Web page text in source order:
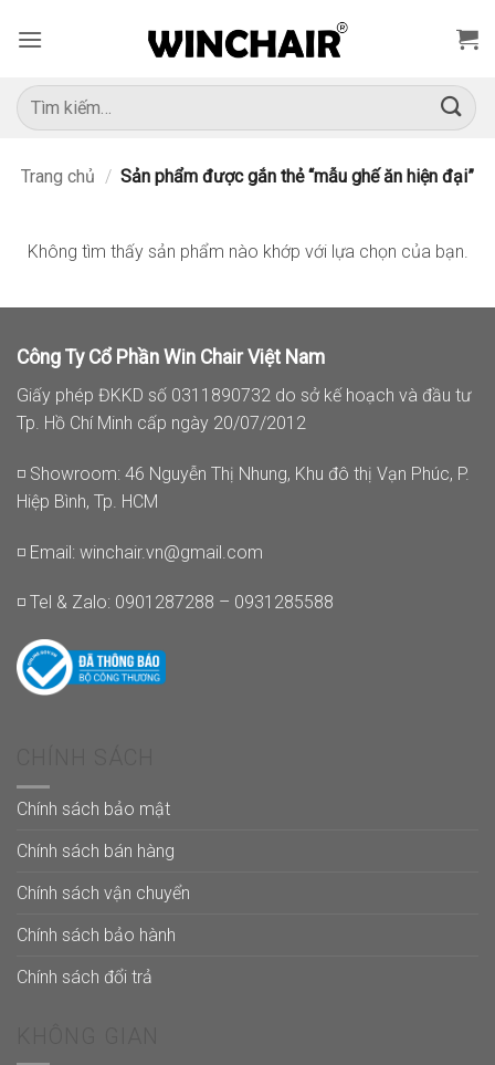
qua
dung
Tìm
kiếm:
Trang chủ / Sản phẩm được gắn thẻ “mẫu ghế ăn hiện đại”
Không tìm thấy sản phẩm nào khớp với lựa chọn của bạn.
Công Ty Cổ Phần Win Chair Việt Nam
Giấy phép ĐKKD số 0311890732 do sở kế hoạch và đầu tư
Tp. Hồ Chí Minh cấp ngày 20/07/2012
◽ Showroom: 46 Nguyễn Thị Nhung, Khu đô thị Vạn Phúc, P.
Hiệp Bình, Tp. HCM
◽ Email: winchair.vn@gmail.com
◽ Tel & Zalo: 0901287288 – 0931285588
Chính sách bảo mật
Chính sách bán hàng
Chính sách vận chuyển
Chính sách bảo hành
Chính sách đổi trả